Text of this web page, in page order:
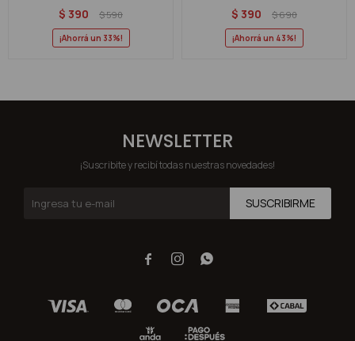
$ 390 $590
33
$ 390 $690
43
NEWSLETTER
¡Suscribite y recibí todas nuestras novedades!
SUSCRIBIRME
  